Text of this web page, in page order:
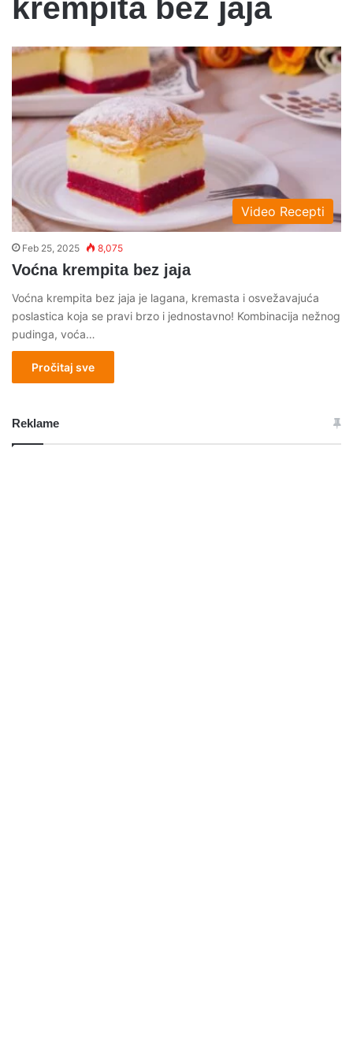
krempita bez jaja
Video Recepti
Feb 25, 2025 8,075
Voćna krempita bez jaja
Voćna krempita bez jaja je lagana, kremasta i osvežavajuća
poslastica koja se pravi brzo i jednostavno! Kombinacija nežnog
pudinga, voća…
Pročitaj sve
Reklame